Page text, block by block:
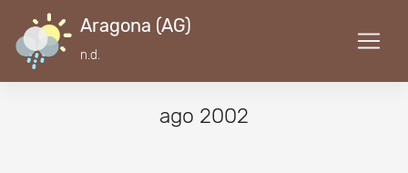
Aragona (AG)
n.d.
ago 2002